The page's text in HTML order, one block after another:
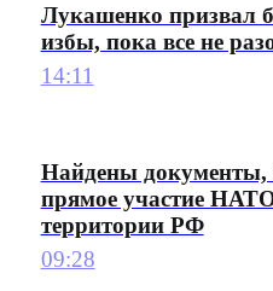
Лукашенко призвал
избы, пока все не
14:11
Найдены
прямое участие
территории РФ
09:28